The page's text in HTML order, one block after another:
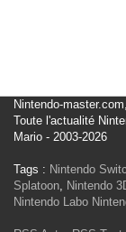
Nintendo-
Toute l'actualité
Mario - 2003-2026
Tags : Nintendo
Splatoon, Nintendo
Nintendo Labo